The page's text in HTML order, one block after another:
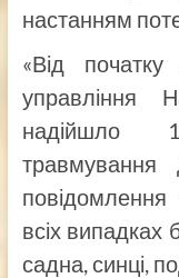
настанням
«Від
управління
надійшло
всіх випадках
садна, синці,